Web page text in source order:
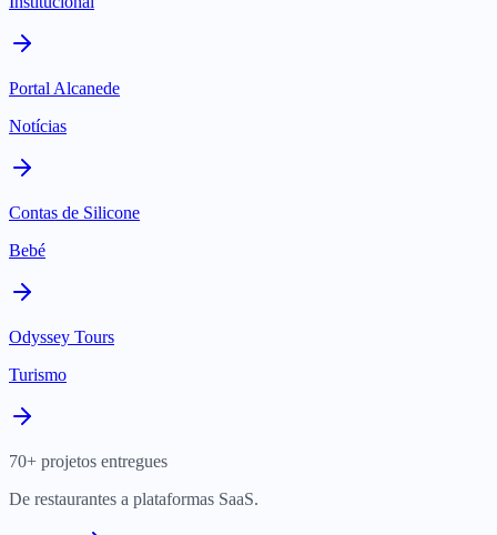
Portal Alcanede
Notícias
Contas de Silicone
Bebé
Odyssey Tours
Turismo
70+ projetos entregues
De restaurantes a plataformas SaaS.